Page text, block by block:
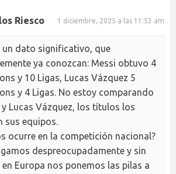
Riesco 1 diciembre, 2025 a las 11:53 am
un dato significativo, que
ya conozcan: Messi obtuvo 4
y 10 Ligas, Lucas Vázquez 5
y 4 Ligas. No estoy comparando
y Lucas Vázquez, los títulos los
sus equipos.
ocurre en la competición nacional?
despreocupadamente y sin
en Europa nos ponemos las pilas a